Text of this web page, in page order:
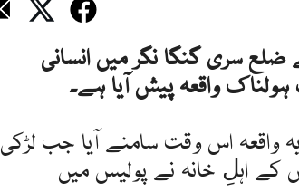
ضلع سری گنگا نگر میں انسانی
واقعہ پیش آیا ہے۔
واقعہ اس وقت سامنے آیا جب لڑکی
کے اہلِ خانہ نے پولیس میں